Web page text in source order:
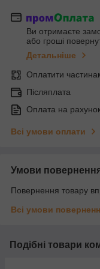
Ви отримаєте
або гроші
Детальніше
Оплатити
Післяплата
Оплата на
Всі умови оплати
Умови
Повернення товару
Всі умови
Подібні товари